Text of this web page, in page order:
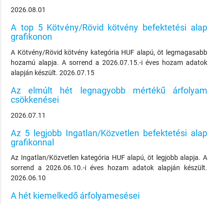
2026.08.01
A top 5 Kötvény/Rövid kötvény befektetési alap
grafikonon
A Kötvény/Rövid kötvény kategória HUF alapú, öt legmagasabb
hozamú alapja. A sorrend a 2026.07.15.-i éves hozam adatok
alapján készült. 2026.07.15
Az elmúlt hét legnagyobb mértékű árfolyam
csökkenései
2026.07.11
Az 5 legjobb Ingatlan/Közvetlen befektetési alap
grafikonnal
Az Ingatlan/Közvetlen kategória HUF alapú, öt legjobb alapja. A
sorrend a 2026.06.10.-i éves hozam adatok alapján készült.
2026.06.10
A hét kiemelkedő árfolyamesései